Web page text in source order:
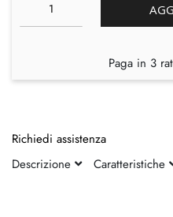
Paga in 3
Richiedi assistenza
Descrizione
Caratteristiche